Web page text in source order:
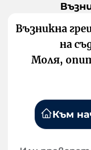
Възникна
на
Моля,
Към